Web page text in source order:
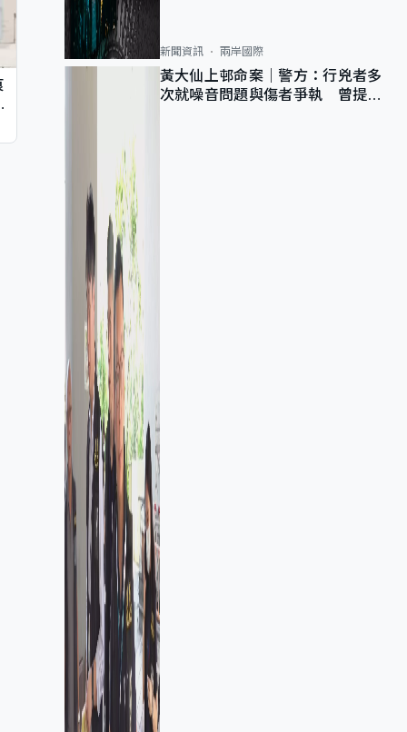
新聞資訊 兩岸國際
黃大仙上邨命案｜警方：行兇者多
次就噪音問題與傷者爭執 曾提出